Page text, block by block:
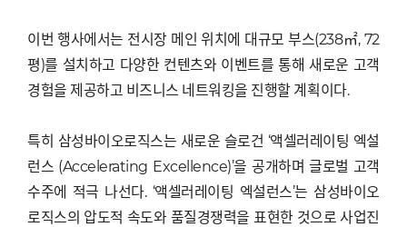
이번 행사에서는 전시장 메인 위치에 대규모 부스(238㎡, 72
평)를 설치하고 다양한 컨텐츠와 이벤트를 통해 새로운 고객
경험을 제공하고 비즈니스 네트워킹을 진행할 계획이다.
특히 삼성바이오로직스는 새로운 슬로건 ‘액셀러레이팅 엑설
런스 (Accelerating Excellence)’을 공개하며 글로벌 고객
수주에 적극 나선다. ‘액셀러레이팅 엑설런스’는 삼성바이오
로직스의 압도적 속도와 품질경쟁력을 표현한 것으로 사업진